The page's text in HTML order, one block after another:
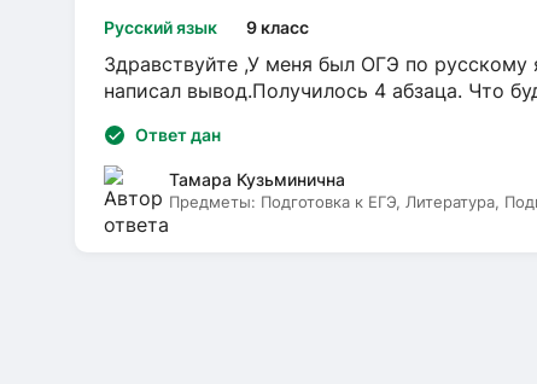
Русский язык 9 класс
Здравствуйте ,У меня был ОГЭ по русскому
написал вывод.Получилось 4 абзаца. Что
Ответ дан
Тамара Кузьминична
Предметы: Подготовка к ЕГЭ, Литература,